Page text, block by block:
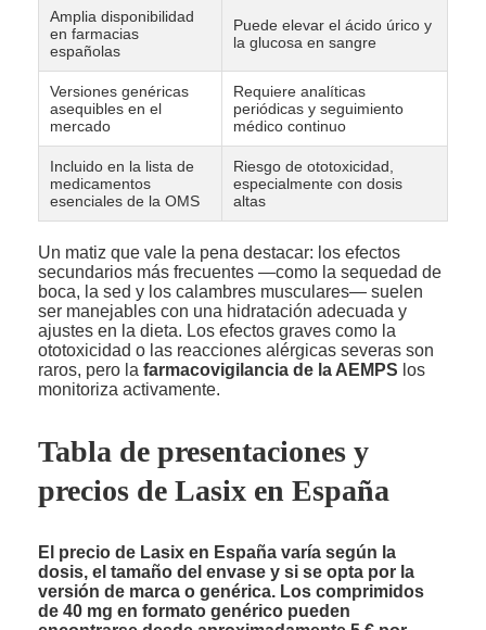
Amplia disponibilidad
en farmacias
españolas
Puede elevar el ácido úrico y
la glucosa en sangre
Versiones genéricas
asequibles en el
mercado
Requiere analíticas
periódicas y seguimiento
médico continuo
Incluido en la lista de
medicamentos
esenciales de la OMS
Riesgo de ototoxicidad,
especialmente con dosis
altas
Un matiz que vale la pena destacar: los efectos
secundarios más frecuentes —como la sequedad de
boca, la sed y los calambres musculares— suelen
ser manejables con una hidratación adecuada y
ajustes en la dieta. Los efectos graves como la
ototoxicidad o las reacciones alérgicas severas son
raros, pero la farmacovigilancia de la AEMPS los
monitoriza activamente.
Tabla de presentaciones y
precios de Lasix en España
El precio de Lasix en España varía según la
dosis, el tamaño del envase y si se opta por la
versión de marca o genérica. Los comprimidos
de 40 mg en formato genérico pueden